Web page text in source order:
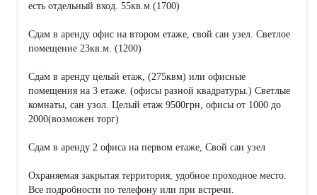
есть отдельный вход. 55кв.м (1700)
Сдам в аренду офис на втором етаже, свой сан узел. Светлое
помещение 23кв.м. (1200)
Сдам в аренду целый етаж, (275квм) или офисные
помещения на 3 етаже. (офисы разной квадратуры.) Светлые
комнаты, сан узол. Целый етаж 9500грн, офисы от 1000 до
2000(возможен торг)
Сдам в аренду 2 офиса на первом етаже, Свой сан узел
Охраняемая закрытая территория, удобное проходное место.
Все подробности по телефону или при встречи.